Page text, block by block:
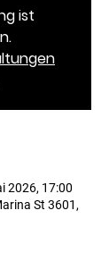
ist
2026, 17:00
St 3601,